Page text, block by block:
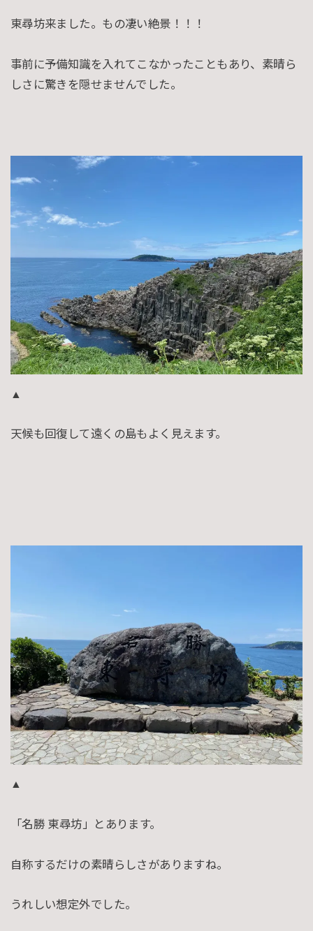
東尋坊来ました。もの凄い絶景！！！
事前に予備知識を入れてこなかったこともあり、素晴ら
しさに驚きを隠せませんでした。
▲
天候も回復して遠くの島もよく見えます。
▲
「名勝 東尋坊」とあります。
自称するだけの素晴らしさがありますね。
うれしい想定外でした。